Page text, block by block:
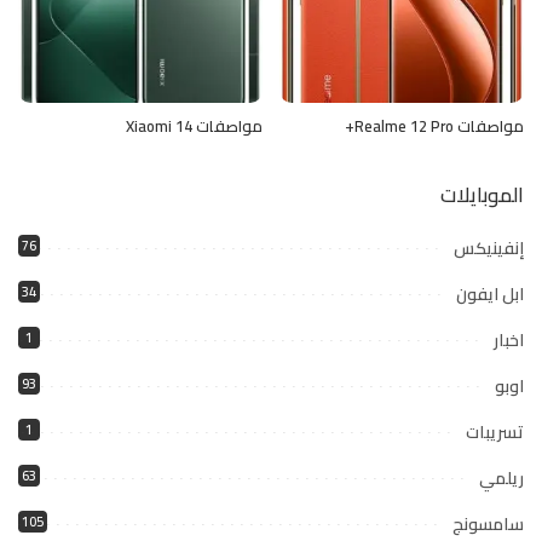
مواصفات Realme 12 Pro+ مواصفات Xiaomi 14
الموبايلات
إنفينيكس 76
ابل ايفون 34
اخبار 1
اوبو 93
تسريبات 1
ريلمي 63
سامسونج 105